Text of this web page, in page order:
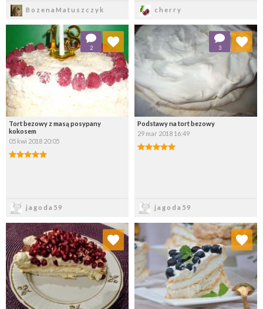
BozenaMatuszczyk cherry
Tort bezowy z masą posypany
kokosem
05 kwi 2018 20:05
jagoda59
2
Dodaj do ulubionych
Wybierz listę:
Podstawy na tort bezowy
29 mar 2018 16:49
jagoda59
3
Dodaj do ulubionych
Wybierz listę:
Dodaj do ulubionych
Wybierz listę:
Dodaj do ulubionych
Wybierz listę: